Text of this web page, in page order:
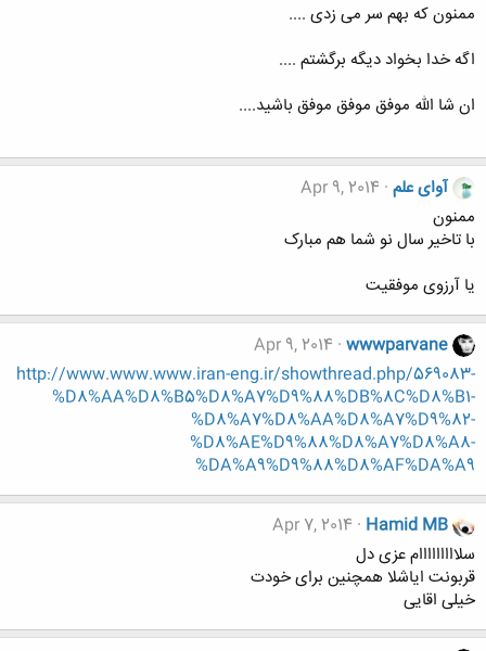
ممنون که بهم سر می زدی ....
اگه خدا بخواد دیگه برگشتم ....
ان شا الله موفق موفق موفق باشید....
آوای علم Apr 9, 2014
ممنون
با تاخیر سال نو شما هم مبارک
یا آرزوی موفقیت
wwwparvane
Apr 9, 2014
http://www.www.www.iran-eng.ir/showthread.php/569083-
%D8%AA%D8%B5%D8%A7%D9%88%DB%8C%D8%B1-
%D8%A7%D8%AA%D8%A7%D9%82-
%D8%AE%D9%88%D8%A7%D8%A8-
%DA%A9%D9%88%D8%AF%DA%A9
Hamid MB
Apr 7, 2014
سلااااااااام عزی دل
قربونت ایاشلا همچنین برای خودت
خیلی اقایی